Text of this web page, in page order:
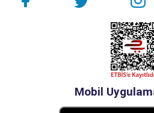
Mobil